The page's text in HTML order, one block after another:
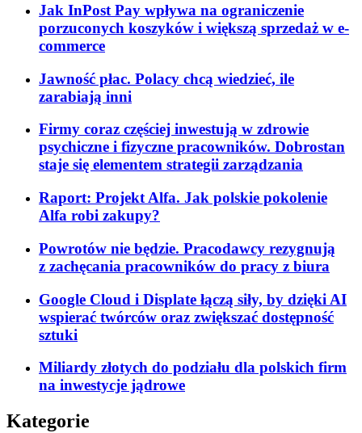
Jak InPost Pay wpływa na ograniczenie
porzuconych koszyków i większą sprzedaż w e-
commerce
Jawność płac. Polacy chcą wiedzieć, ile
zarabiają inni
Firmy coraz częściej inwestują w zdrowie
psychiczne i fizyczne pracowników. Dobrostan
staje się elementem strategii zarządzania
Raport: Projekt Alfa. Jak polskie pokolenie
Alfa robi zakupy?
Powrotów nie będzie. Pracodawcy rezygnują
z zachęcania pracowników do pracy z biura
Google Cloud i Displate łączą siły, by dzięki AI
wspierać twórców oraz zwiększać dostępność
sztuki
Miliardy złotych do podziału dla polskich firm
na inwestycje jądrowe
Kategorie